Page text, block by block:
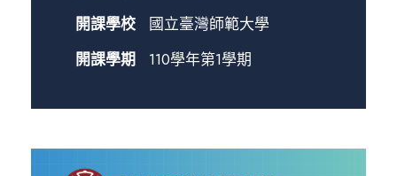
開課學校
國立臺灣師範大學
開課學期
110學年第1學期